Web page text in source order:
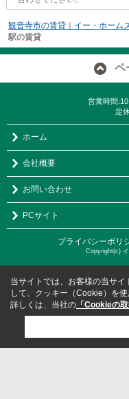
観音寺市の賃貸｜イー・ホーム
駅の賃貸
ペ
営業時間
定
ホーム
会社概要
お問い合わせ
PCサイト
プライバシーポリ
Copyright(c)
当サイトでは、お客様の当サ
して、クッキー（Cookie）を使
詳しくは、当社の 「Cookieの